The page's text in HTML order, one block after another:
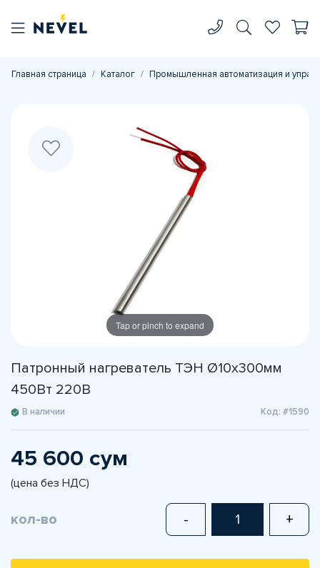
Главная страница Каталог Промышленная автоматизация и
Tap or pinch to expand
Патронный нагреватель ТЭН Ø10х300мм
450Вт 220В
В наличии Код: #1590
45 600 сум
(цена без НДС)
кол-во - +